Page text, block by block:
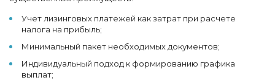
Учет лизинговых платежей как затрат при расчете
налога на прибыль;
Минимальный пакет необходимых документов;
Индивидуальный подход к формированию графика
выплат;